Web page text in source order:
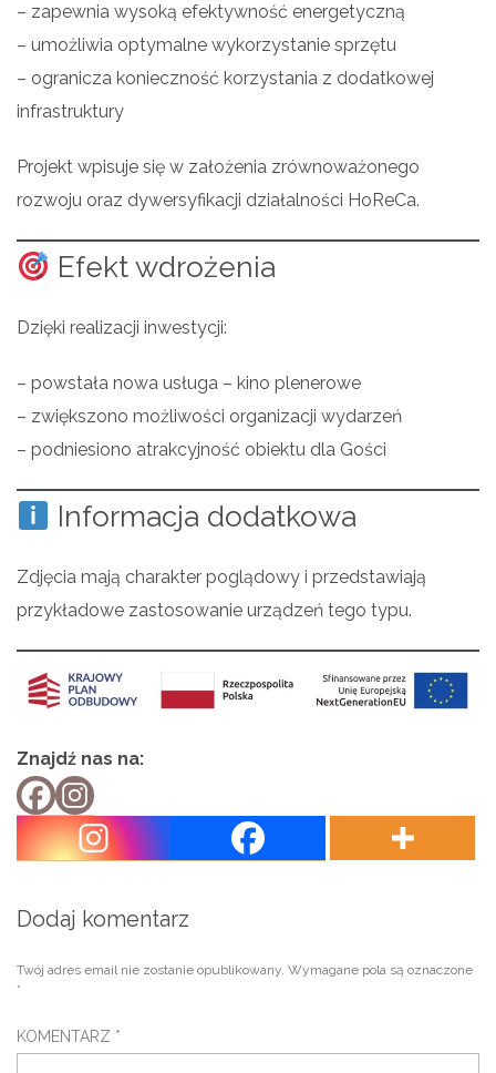
– zapewnia wysoką efektywność energetyczną
– umożliwia optymalne wykorzystanie sprzętu
– ogranicza konieczność korzystania z dodatkowej
infrastruktury
Projekt wpisuje się w założenia zrównoważonego
rozwoju oraz dywersyfikacji działalności HoReCa.
Efekt wdrożenia
Dzięki realizacji inwestycji:
– powstała nowa usługa – kino plenerowe
– zwiększono możliwości organizacji wydarzeń
– podniesiono atrakcyjność obiektu dla Gości
Informacja dodatkowa
Zdjęcia mają charakter poglądowy i przedstawiają
przykładowe zastosowanie urządzeń tego typu.
Znajdź nas na:
Dodaj komentarz
Twój adres email nie zostanie opublikowany. Wymagane pola są oznaczone
*
KOMENTARZ *